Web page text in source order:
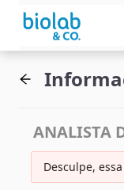
ANALISTA
Desculpe,